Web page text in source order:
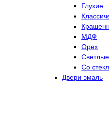
Глухие
МДФ
Орех
Светлые
Со
Двери эмаль